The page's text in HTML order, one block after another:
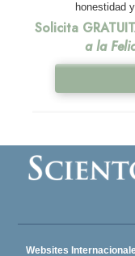
honestidad
Solicita
a la
Websites